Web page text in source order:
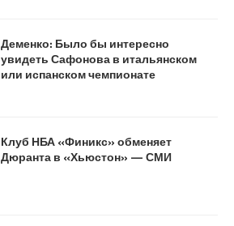
Деменко: Было бы интересно
увидеть Сафонова в итальянском
или испанском чемпионате
Клуб НБА «Финикс» обменяет
Дюранта в «Хьюстон» — СМИ